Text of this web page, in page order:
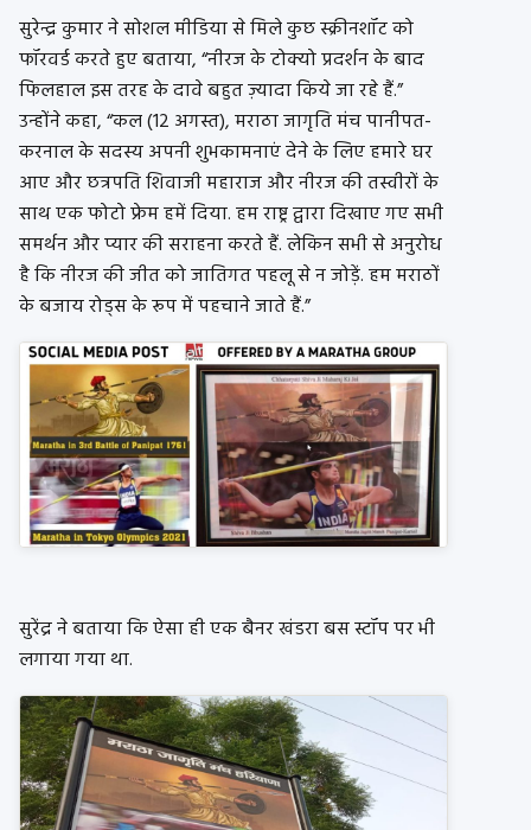
सुरेन्द्र कुमार ने सोशल मीडिया से मिले कुछ स्क्रीनशॉट को
फॉरवर्ड करते हुए बताया, “नीरज के टोक्यो प्रदर्शन के बाद
फिलहाल इस तरह के दावे बहुत ज़्यादा किये जा रहे हैं.”
उन्होंने कहा, “कल (12 अगस्त), मराठा जागृति मंच पानीपत-
करनाल के सदस्य अपनी शुभकामनाएं देने के लिए हमारे घर
आए और छत्रपति शिवाजी महाराज और नीरज की तस्वीरों के
साथ एक फोटो फ्रेम हमें दिया. हम राष्ट्र द्वारा दिखाए गए सभी
समर्थन और प्यार की सराहना करते हैं. लेकिन सभी से अनुरोध
है कि नीरज की जीत को जातिगत पहलू से न जोड़ें. हम मराठों
के बजाय रोड्स के रूप में पहचाने जाते हैं.”
सुरेंद्र ने बताया कि ऐसा ही एक बैनर खंडरा बस स्टॉप पर भी
लगाया गया था.